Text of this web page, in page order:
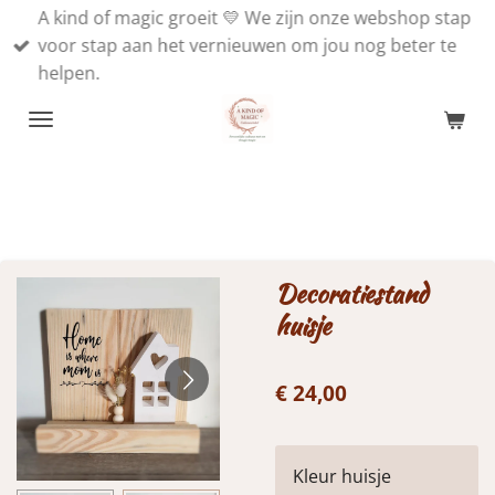
direct
naar
A kind of magic groeit 💛 We zijn onze webshop stap
voor stap aan het vernieuwen om jou nog beter te
helpen.
Decoratiestand
huisje
€ 24,00
Kleur huisje